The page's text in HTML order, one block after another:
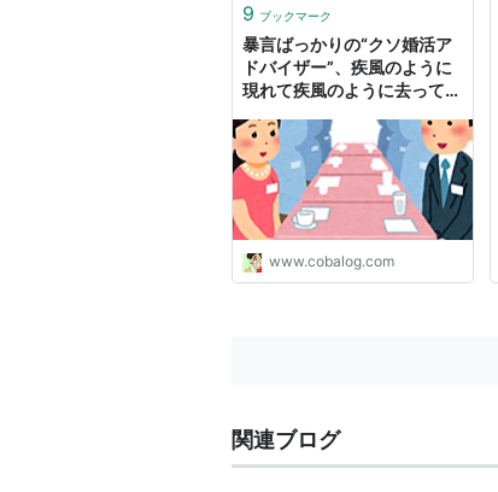
9 ブックマーク
暴言ばっかりの“クソ婚活ア
ドバイザー”、疾風のように
現れて疾風のように去って行
www.cobalog.com
関連ブログ